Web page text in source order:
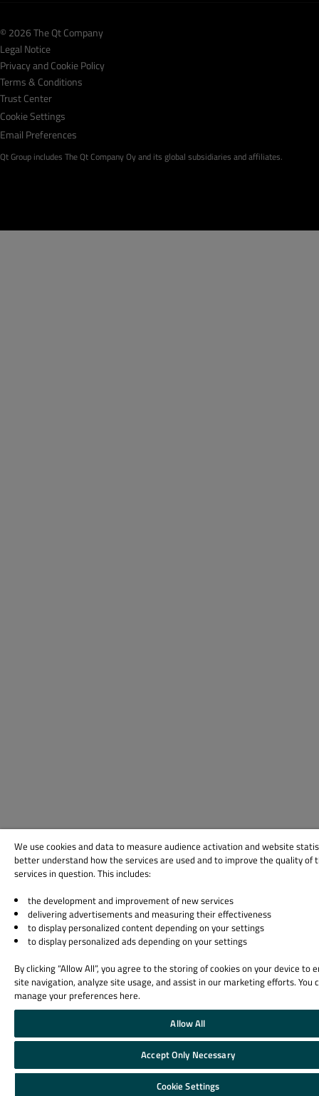
© 2026 The Qt Company
Legal Notice
Privacy and Cookie Policy
Terms & Conditions
Trust Center
Cookie Settings
Email Preferences
Qt Group includes The Qt Company Oy and its global subsidiaries and affiliates.
We use cookies and data to measure audience activation and website
better understand how the services are used and to improve the quality of
services in question. This includes:
the development and improvement of new services
delivering advertisements and measuring their effectiveness
to display personalized content depending on your settings
to display personalized ads depending on your settings
By clicking “Allow All”, you agree to the storing of cookies on your device to
site navigation, analyze site usage, and assist in our marketing efforts. You
manage your preferences here.
Allow All
Accept Only Necessary
Cookie Settings